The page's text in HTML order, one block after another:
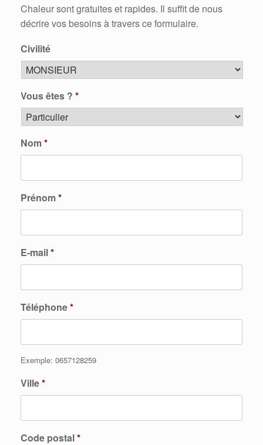
Chaleur sont gratuites et rapides. Il suffit de nous
décrire vos besoins à travers ce formulaire.
Civilité
Vous êtes ? *
Nom*
Prénom*
E-mail*
Téléphone*
Exemple: 0657128259
Ville*
Code postal*